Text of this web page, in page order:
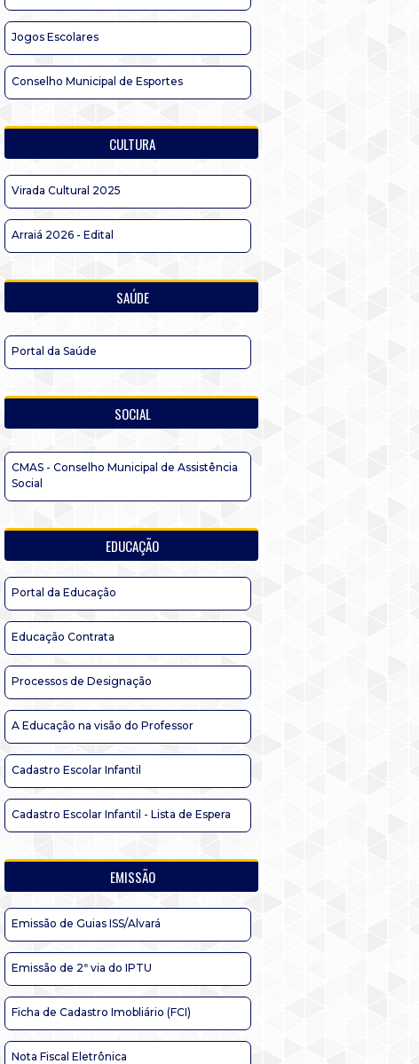
Jogos Escolares
Conselho Municipal de Esportes
CULTURA
Virada Cultural 2025
Arraiá 2026 - Edital
SAÚDE
Portal da Saúde
SOCIAL
CMAS - Conselho Municipal de Assistência
Social
EDUCAÇÃO
Portal da Educação
Educação Contrata
Processos de Designação
A Educação na visão do Professor
Cadastro Escolar Infantil
Cadastro Escolar Infantil - Lista de Espera
EMISSÃO
Emissão de Guias ISS/Alvará
Emissão de 2ª via do IPTU
Ficha de Cadastro Imobliário (FCI)
Nota Fiscal Eletrônica